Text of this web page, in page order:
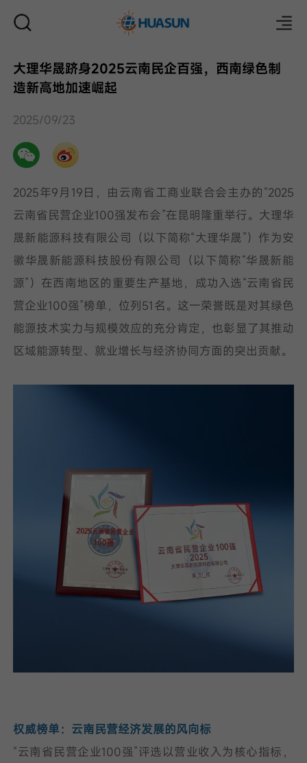
邮件
我已阅读并同意
隐私政策
提
大理华晟跻身2025云南民企百强，西南绿色制
造新高地加速崛起
2025/09/23
2025年9月19日，由云南省工商业联合会主办的“2025
云南省民营企业100强发布会”在昆明隆重举行。大理华
晟新能源科技有限公司（以下简称“大理华晟”）作为安
徽华晟新能源科技股份有限公司（以下简称“华晟新能
源”）在西南地区的重要生产基地，成功入选“云南省民
营企业100强”榜单，位列51名。这一荣誉既是对其绿色
能源技术实力与规模效应的充分肯定，也彰显了其推动
区域能源转型、就业增长与经济协同方面的突出贡献。
权威榜单：云南民营经济发展的风向标
“云南省民营企业100强”评选以营业收入为核心指标，